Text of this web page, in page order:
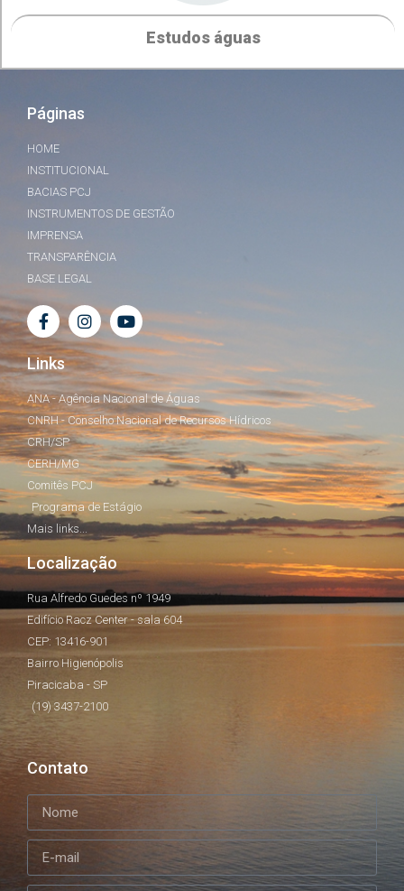
Estudos águas
Páginas
HOME
INSTITUCIONAL
BACIAS PCJ
INSTRUMENTOS DE GESTÃO
IMPRENSA
TRANSPARÊNCIA
BASE LEGAL
Links
ANA - Agência Nacional de Águas
CNRH - Conselho Nacional de Recursos Hídricos
CRH/SP
CERH/MG
Comitês PCJ
Programa de Estágio
Mais links...
Localização
Rua Alfredo Guedes nº 1949
Edifício Racz Center - sala 604
CEP: 13416-901
Bairro Higienópolis
Piracicaba - SP
(19) 3437-2100
Contato